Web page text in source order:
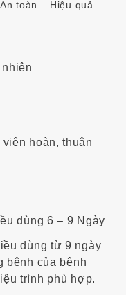
toàn – Hiệu quả
hoàn, thuận
dùng 6 – 9 Ngày
dùng từ 9 ngày
bệnh của bệnh
trình phù hợp.